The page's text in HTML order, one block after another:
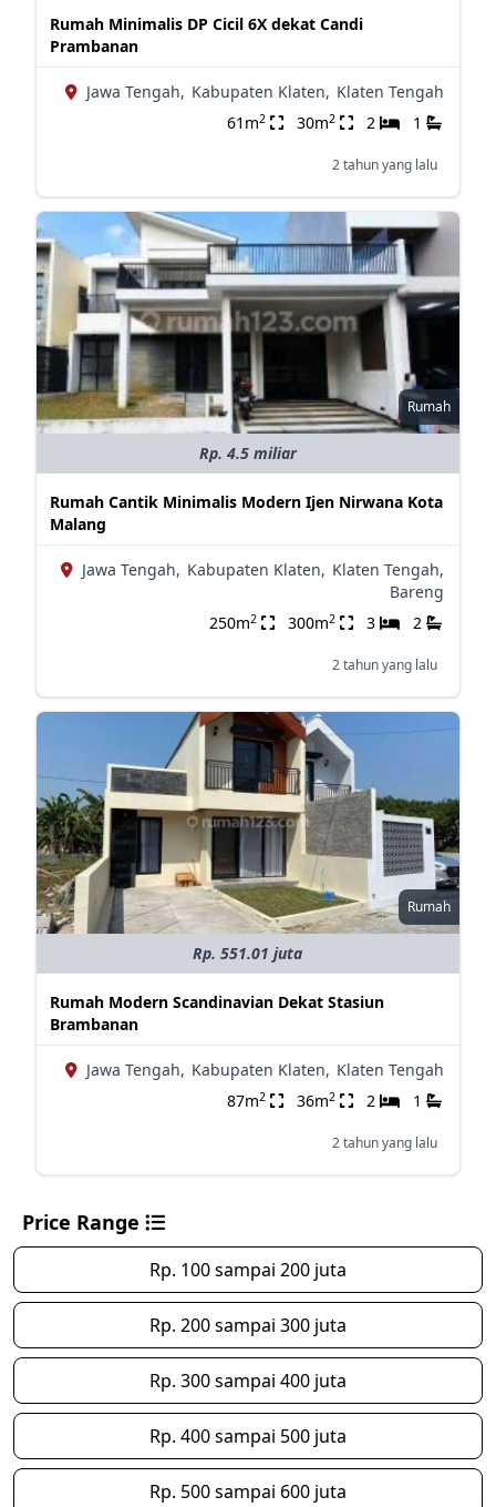
Rumah Minimalis DP Cicil 6X dekat Candi
Prambanan
Jawa Tengah, Kabupaten Klaten, Klaten Tengah
61m2 30m2 2 1
2 tahun yang lalu
Rumah
Rp. 4.5 miliar
Rumah Cantik Minimalis Modern Ijen Nirwana Kota
Malang
Jawa Tengah, Kabupaten Klaten, Klaten Tengah,
Bareng
250m2 300m2 3 2
2 tahun yang lalu
Rumah
Rp. 551.01 juta
Rumah Modern Scandinavian Dekat Stasiun
Brambanan
Jawa Tengah, Kabupaten Klaten, Klaten Tengah
87m2 36m2 2 1
2 tahun yang lalu
Price Range
Rp. 100 sampai 200 juta
Rp. 200 sampai 300 juta
Rp. 300 sampai 400 juta
Rp. 400 sampai 500 juta
Rp. 500 sampai 600 juta